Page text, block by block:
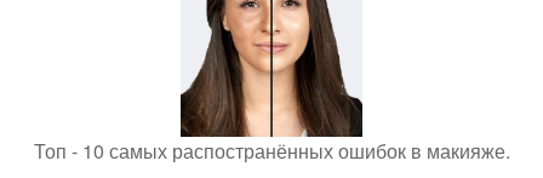
Топ - 10 самых распостранённых ошибок в макияже.